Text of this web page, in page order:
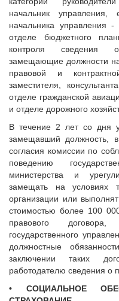
начальник управления,
начальника управления
отделе бюджетного
контроля сведения
замещающие должности
правовой и
заместителя,
отделе гражданской
и отделе дорожного
В течение 2 лет со дня
замещавший должность,
согласия комиссии по
поведению
министерства и
замещать на условиях
организации или
стоимостью более 100
правового
государственного
должностные
заключении таких
работодателю сведения о
• СОЦИАЛЬНОЕ